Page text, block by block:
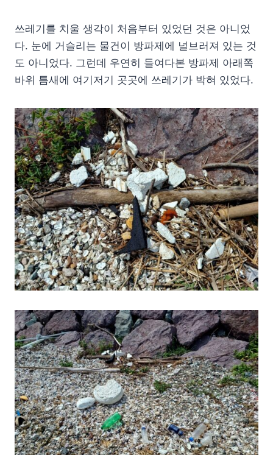
쓰레기를 치울 생각이 처음부터 있었던 것은 아니었
다. 눈에 거슬리는 물건이 방파제에 널브러져 있는 것
도 아니었다. 그런데 우연히 들여다본 방파제 아래쪽
바위 틈새에 여기저기 곳곳에 쓰레기가 박혀 있었다.